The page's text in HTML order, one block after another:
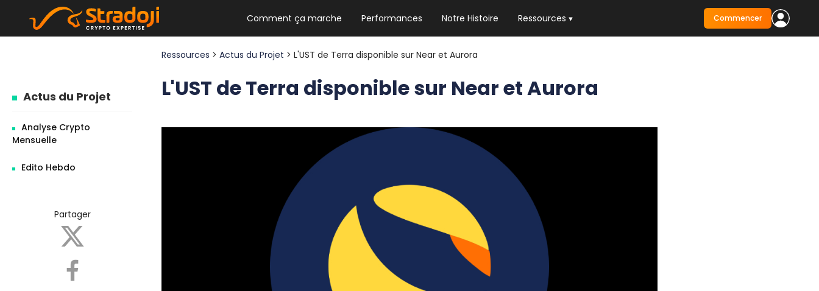
Comment ça marche Performances Notre Histoire Ressources
NEWSLETTER HEBDO
Les news crypto dont vous avez besoin
Le guide ultime pour débuter dans les
Commencer
Actus du Projet
Analyse Crypto
Mensuelle
Edito Hebdo
Partager
Ressources >Actus du Projet > L'UST de Terra disponible sur Near et Aurora
L'UST de Terra disponible sur Near et Aurora